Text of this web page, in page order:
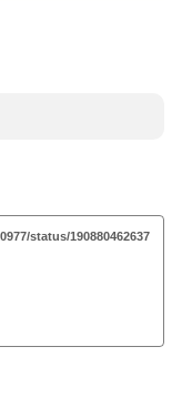
status/190880462637